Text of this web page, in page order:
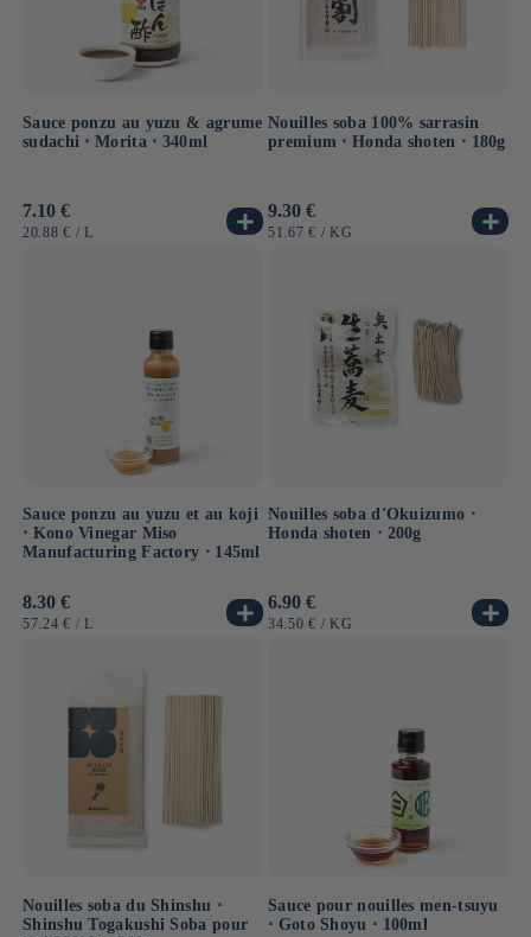
Sauce ponzu au yuzu & agrume
sudachi ⋅ Morita ⋅ 340ml
Prix
habituel
7.10 €
PRIX
20.88 € / PAR
L
Nouilles soba 100% sarrasin
premium ⋅ Honda shoten ⋅ 180g
Prix
habituel
9.30 €
PRIX
51.67 € / PAR
KG
Sauce ponzu au yuzu et au koji
⋅ Kono Vinegar Miso
Manufacturing Factory ⋅ 145ml
Prix
habituel
8.30 €
PRIX
57.24 € / PAR
L
Nouilles soba d'Okuizumo ⋅
Honda shoten ⋅ 200g
Prix
habituel
6.90 €
PRIX
34.50 € / PAR
KG
Nouilles soba du Shinshu ⋅
Shinshu Togakushi Soba pour
Sauce pour nouilles men-tsuyu
⋅ Goto Shoyu ⋅ 100ml